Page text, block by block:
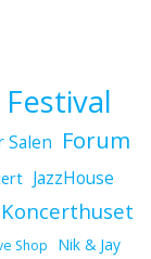
Salen Forum
JazzHouse
Koncerthuset
Shop Nik & Jay